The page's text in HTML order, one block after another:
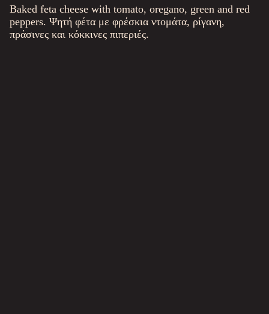
Baked feta cheese with tomato, oregano, green and red
peppers. Ψητή φέτα με φρέσκια ντομάτα, ρίγανη,
πράσινες και κόκκινες πιπεριές.